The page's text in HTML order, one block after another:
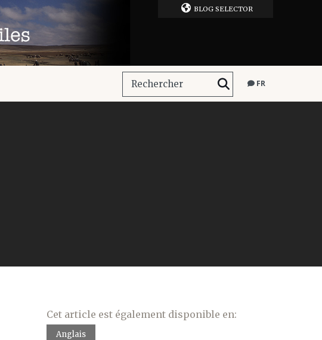
BLOG SELECTOR
FR
Cet article est également disponible en:
Anglais